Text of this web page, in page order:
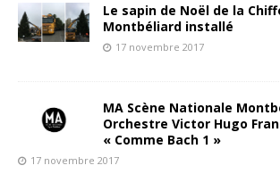
Le sapin de Noël de la
Montbéliard installé
17 novembre 2017
MA Scène Nationale
Orchestre Victor Hugo
« Comme Bach 1 »
17 novembre 2017